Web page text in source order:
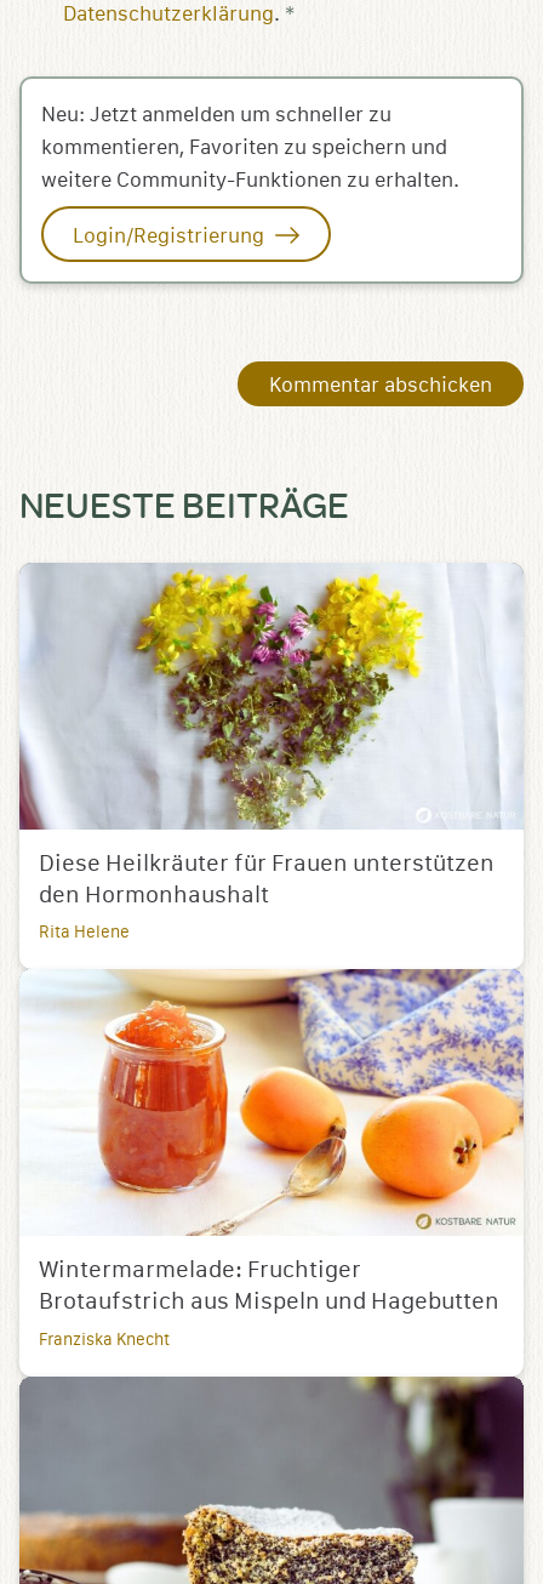
Datenschutzerklärung. *
Neu: Jetzt anmelden um schneller zu
kommentieren, Favoriten zu speichern und
weitere Community-Funktionen zu erhalten.
Login/Registrierung
NEUESTE BEITRÄGE
Diese Heilkräuter für Frauen unterstützen
den Hormonhaushalt
Rita Helene
Wintermarmelade: Fruchtiger
Brotaufstrich aus Mispeln und Hagebutten
Franziska Knecht